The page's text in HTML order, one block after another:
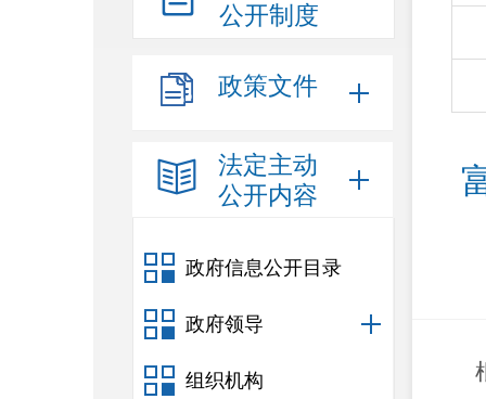
公开制度
政策文件
法定主动
公开内容
政府信息公开目录
政府领导
组织机构